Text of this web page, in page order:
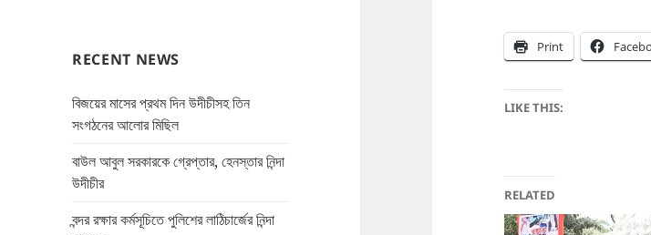
RECENT NEWS
বিজয়ের মাসের প্রথম দিন উদীচীসহ তিন
সংগঠনের আলোর মিছিল
বাউল আবুল সরকারকে গ্রেপ্তার, হেনস্তার নিন্দা
উদীচীর
বন্দর রক্ষার কর্মসূচিতে পুলিশের লাঠিচার্জের নিন্দা
Print
LIKE THIS:
RELATED